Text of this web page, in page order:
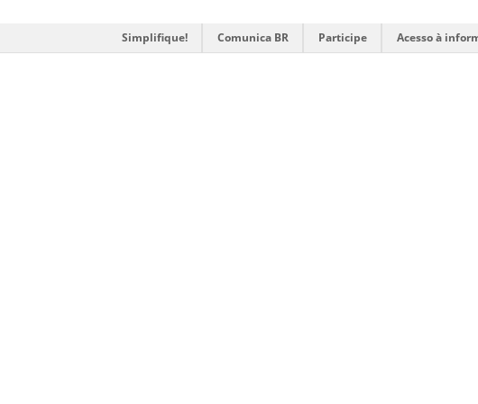
Simplifique! Comunica BR Participe Acesso à